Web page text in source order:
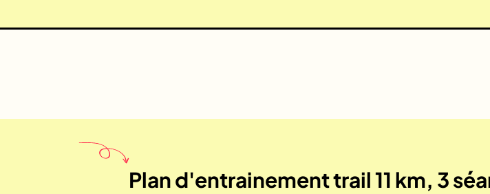
Plan d'entrainement trail 11 km, 3